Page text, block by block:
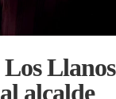
Llanos
alcalde